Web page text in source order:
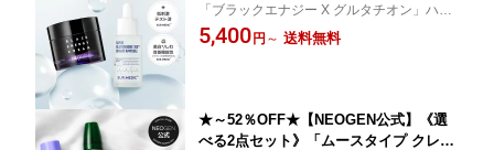
ト》「ブラックエナジークリーム X グ
ルタチオン100ブライトアンプル 】高濃
メ
「ブラックエナジー X グルタチオン」ハ
リ、ツヤ、透明感。肌に“元気”をチャージ！
5,400円 ～ 送料無料
★～52％OFF★【NEOGEN公式】《選
べる2点セット》「ムースタイプ クレン